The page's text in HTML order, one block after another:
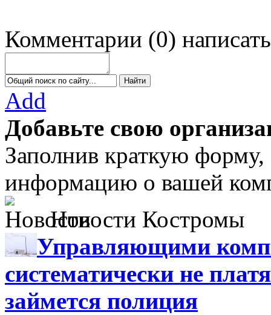
Комментарии (0) написать
Add
Добавьте свою
Заполнив краткую
информацию о вашей
Новости Костромы
Управляющими
систематически не
займется полиция